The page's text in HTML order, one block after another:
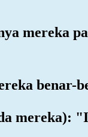
mereka
benar-
mereka):